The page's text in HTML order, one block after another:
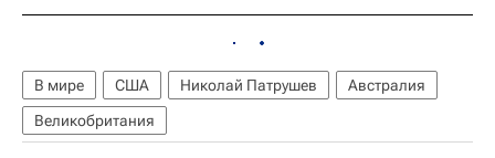
В мире США Николай Патрушев
Австралия
Великобритания